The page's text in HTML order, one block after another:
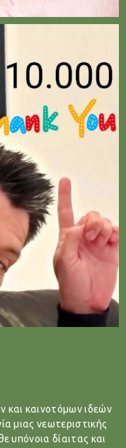
και καινοτόμων ιδεών
μιας νεωτεριστικής
υπόνοια δίαιτας και